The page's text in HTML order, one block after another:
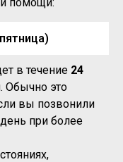
помощи:
в течение 24
Обычно это
вы позвонили
при более